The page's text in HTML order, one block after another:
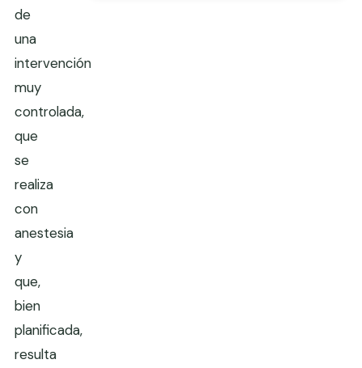
de
una
intervención
muy
controlada,
que
se
realiza
con
anestesia
y
que,
bien
planificada,
resulta